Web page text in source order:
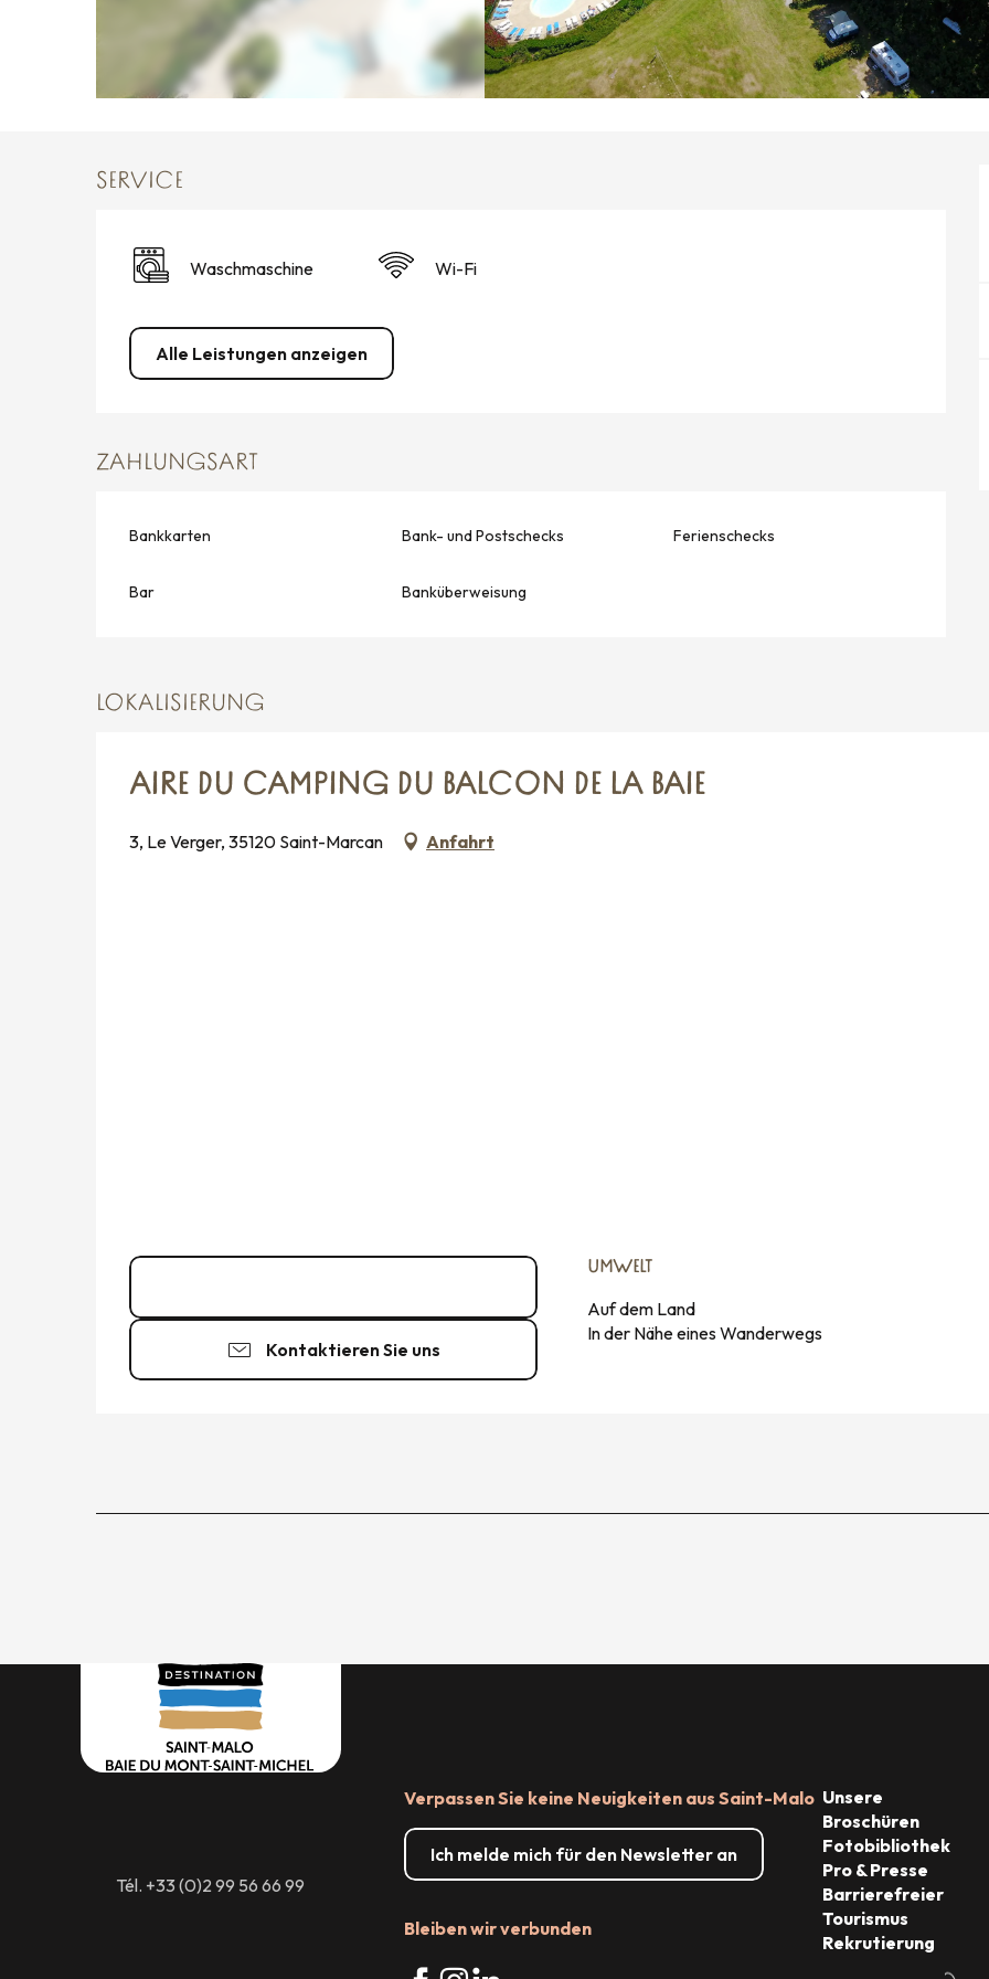
SERVICE
Waschmaschine Wi-Fi
Alle Leistungen anzeigen
ZAHLUNGSART
Bankkarten Bank- und Postschecks Ferienschecks
Bar Banküberweisung
LOKALISIERUNG
AIRE DU CAMPING DU BALCON DE LA BAIE
3, Le Verger, 35120 Saint-Marcan Anfahrt
Kontaktieren Sie uns
UMWELT
UMWELT
Auf dem Land
In der Nähe eines Wanderwegs
Tél. +33 (0)2 99 56 66 99
Verpassen Sie keine Neuigkeiten aus Saint-Malo
Ich melde mich für den Newsletter an
Bleiben wir verbunden
Unsere
Broschüren
Fotobibliothek
Pro & Presse
Barrierefreier
Tourismus
Rekrutierung